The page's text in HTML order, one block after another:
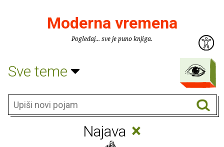
Moderna vremena
Pogledaj... sve je puno knjiga.
Sve teme
Najava ×